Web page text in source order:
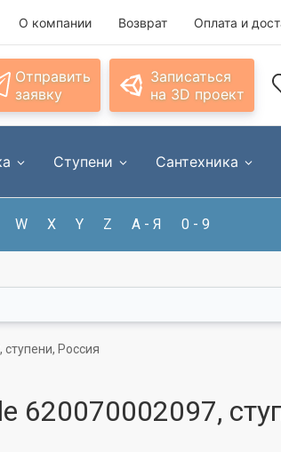
О компании Возврат Оплата и
Отправить
заявку
Записаться
на 3D проект
Ступени Сантехника
W X Y Z А - Я 0 - 9
Россия
620070002097,